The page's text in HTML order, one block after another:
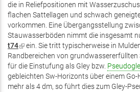
die in Reliefpositionen mit
flachen Sattellagen und schwach
vorkommen. Eine Übergangsstellung
Stauwasserböden nimmt die insgesamt
t74(Link
ist
extern)
ein. Sie tritt typischerweise in
Randbereichen von grundwassererfüllten
für die Einstufung als Gley bzw.
gebleichten Sw-Horizonts über einem
mehr als 4 dm, so führt dies zum Gley-